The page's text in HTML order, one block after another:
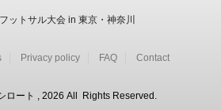
ットサル大会 in 東京・神奈川
Privacy policy FAQ Contact
ロート , 2026 All Rights Reserved.